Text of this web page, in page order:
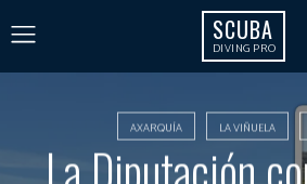
SCUBA
DIVING PRO
AXARQUÍA LA VIÑUELA
La Diputación